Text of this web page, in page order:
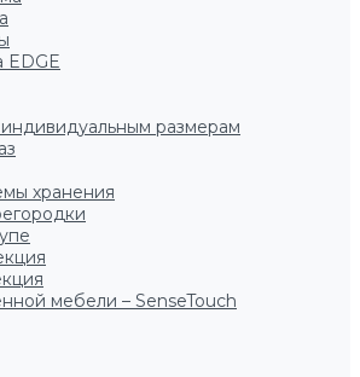
EDGE
размерам
хранения
мебели – SenseTouch